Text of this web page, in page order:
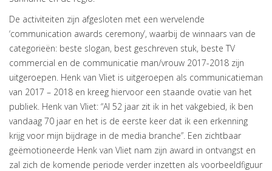
De activiteiten zijn afgesloten met een wervelende
‘communication awards ceremony’, waarbij de winnaars van de
categorieën: beste slogan, best geschreven stuk, beste TV
commercial en de communicatie man/vrouw 2017-2018 zijn
uitgeroepen. Henk van Vliet is uitgeroepen als communicatieman
van 2017 – 2018 en kreeg hiervoor een staande ovatie van het
publiek. Henk van Vliet: “Al 52 jaar zit ik in het vakgebied, ik ben
vandaag 70 jaar en het is de eerste keer dat ik een erkenning
krijg voor mijn bijdrage in de media branche”. Een zichtbaar
geëmotioneerde Henk van Vliet nam zijn award in ontvangst en
zal zich de komende periode verder inzetten als voorbeeldfiguur